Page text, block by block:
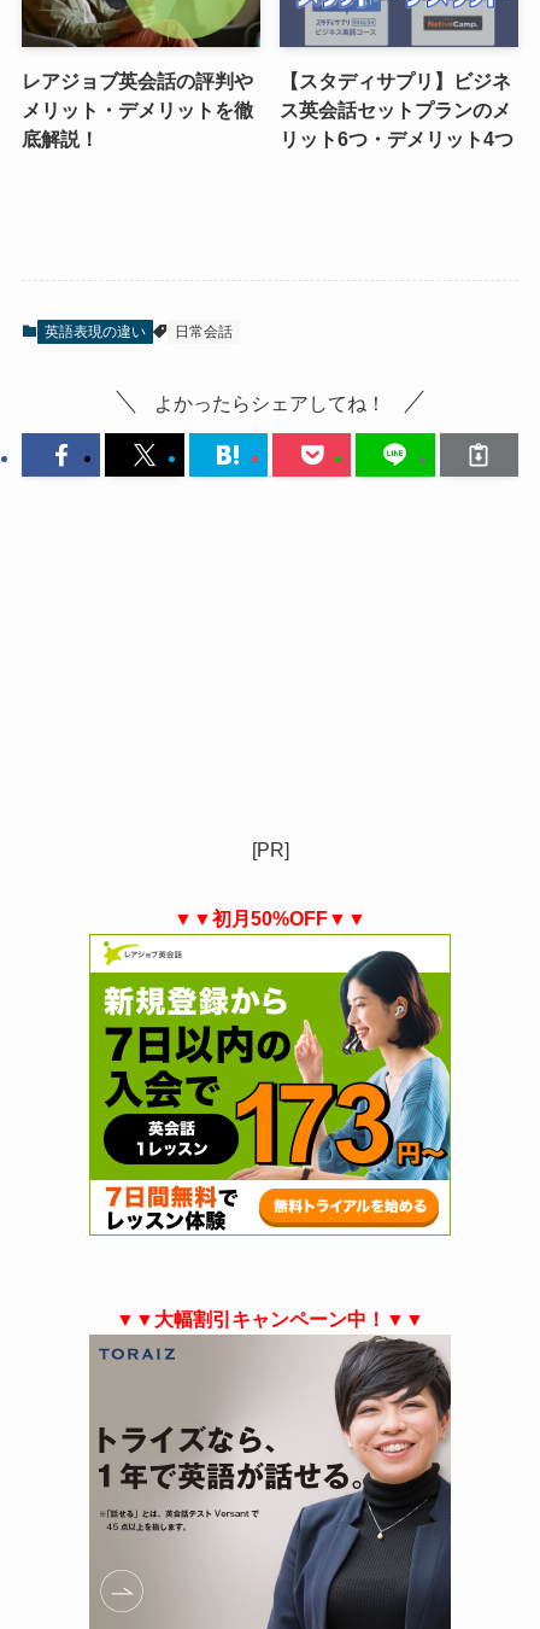
レアジョブ英会話の評判や
メリット・デメリットを徹
底解説！
【スタディサプリ】ビジネ
ス英会話セットプランのメ
リット6つ・デメリット4つ
英語表現の違い 日常会話
よかったらシェアしてね！
[PR]
▼▼初月50%OFF▼▼
▼▼大幅割引キャンペーン中！▼▼